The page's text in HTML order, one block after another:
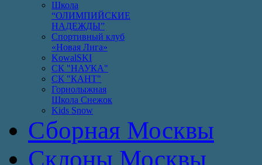
Школа
“ОЛИМПИЙСКИЕ
НАДЕЖДЫ”
Спортивный клуб
«Новая Лига»
KowalSKI
СК "НАУКА"
СК "КАНТ"
Горнолыжная
Школа Снежок
Kids Snow
Сборная Москвы
Склоны Москвы